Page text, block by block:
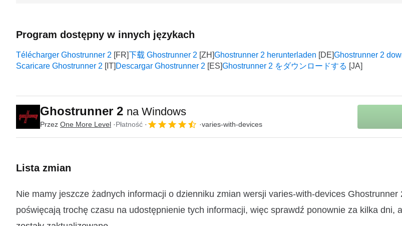
Program dostępny w innych językach
Télécharger Ghostrunner 2 下载 Ghostrunner 2 Ghostrunner 2 herunterladen
Ghostrunner 2
Scaricare Ghostrunner 2
Descargar Ghostrunner 2 Ghostrunner 2 をダウンロードする
Ghostrunner 2 na Windows
Przez One More Level Płatność varies-with-devices
Lista zmian
Nie mamy jeszcze żadnych informacji o dzienniku zmian wersji varies-with-devices Ghostrunner
poświęcają trochę czasu na udostępnienie tych informacji, więc sprawdź ponownie za kilka dni,